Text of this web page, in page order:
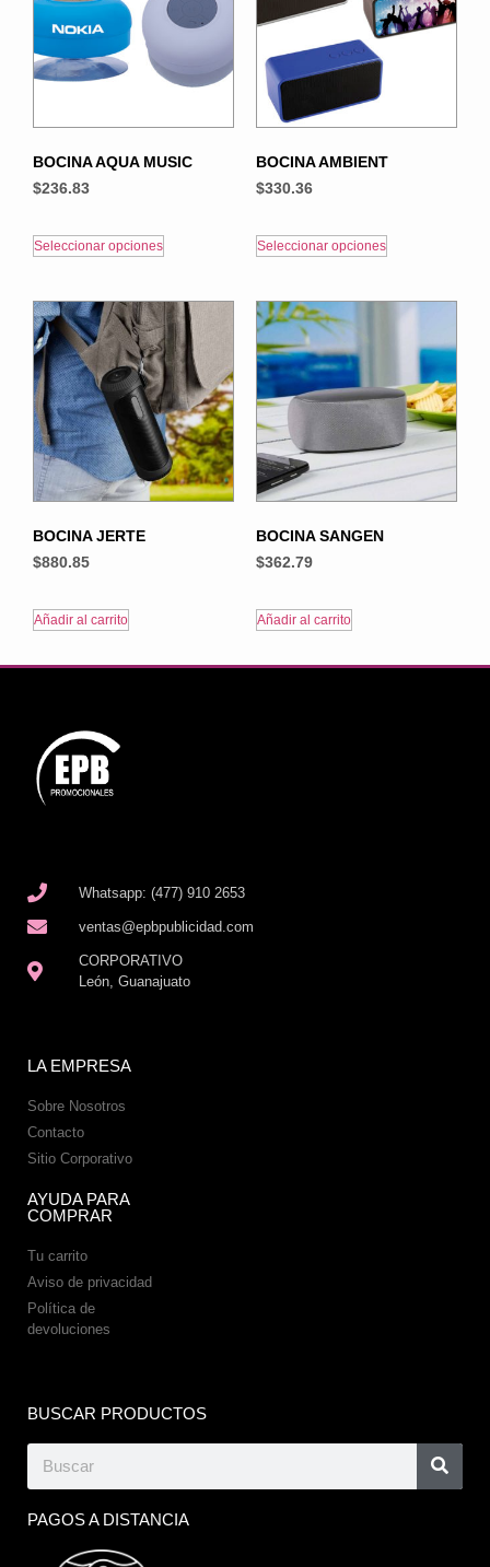
BOCINA AQUA MUSIC
$236.83
Seleccionar opciones
BOCINA AMBIENT
$330.36
Seleccionar opciones
BOCINA JERTE
$880.85
Añadir al carrito
BOCINA SANGEN
$362.79
Añadir al carrito
Whatsapp: (477) 910 2653
ventas@epbpublicidad.com
CORPORATIVO
León, Guanajuato
LA EMPRESA
Sobre Nosotros
Contacto
Sitio Corporativo
AYUDA PARA
COMPRAR
Tu carrito
Aviso de privacidad
Política de
devoluciones
BUSCAR PRODUCTOS
PAGOS A DISTANCIA